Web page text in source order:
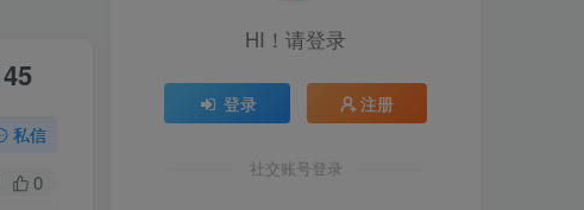
私信
0
HI！请登录
登录 注册
社交账号登录